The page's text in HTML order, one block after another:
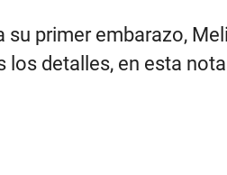
primer embarazo,
detalles, en esta